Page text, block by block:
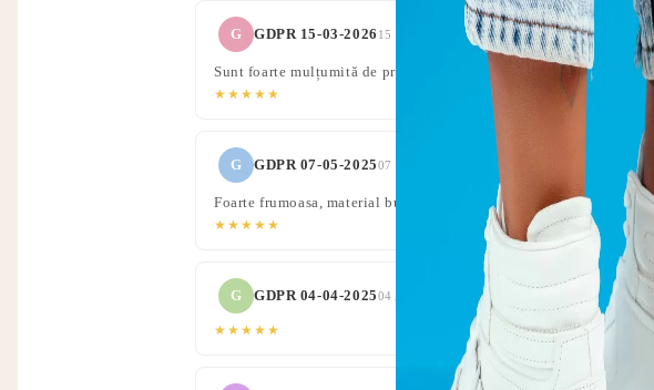
G GDPR 15-03-2026 15 Mar 2025 00:34
Sunt foarte mulțumită de produsul comandat????
★★★★★
G GDPR 07-05-202507 May 2024 00:03
Foarte frumoasa, material bun, mărimea se potriveste , sunt foarte
★★★★★
G GDPR 04-04-202504 Apr 2024 05:43
★★★★★